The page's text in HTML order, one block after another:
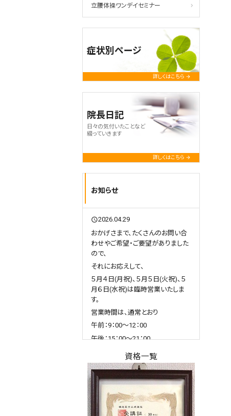
立腰体操ワンデイセミナー
症状別ページ
詳しくはこちら
院長日記
日々の気付いたことなど
綴っていきます
詳しくはこちら
お知らせ
query_builder2026.04.29
おかげさまで、たくさんのお問い合
わせやご希望・ご要望がありました
ので、
それにお応えして、
５月４日(月祝)、５月５日(火祝)、５
月６日(水祝)は臨時営業いたしま
す。
営業時間は、通常とおり
午前：9：00～12：00
午後：15：00～21：00
この機会に施術を受けてみてはい
かがでしょうか？
query_builder
2026.01.16
1/17(土)から1/19(月)は研修のた
資格一覧